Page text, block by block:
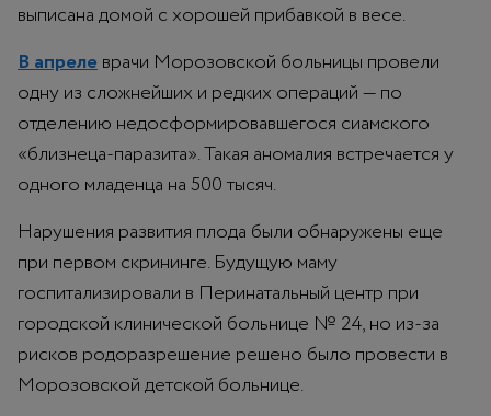
выписана домой с хорошей прибавкой в весе.
В апрелеврачи Морозовской больницы провели
одну из сложнейших и редких операций — по
отделению недосформировавшегося сиамского
«близнеца-паразита». Такая аномалия встречается у
одного младенца на 500 тысяч.
Нарушения развития плода были обнаружены еще
при первом скрининге. Будущую маму
госпитализировали в Перинатальный центр при
городской клинической больнице № 24, но из-за
рисков родоразрешение решено было провести в
Морозовской детской больнице.